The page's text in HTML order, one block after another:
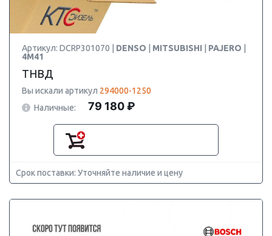
Артикул: DCRP301070 | DENSO MITSUBISHI PAJERO
4M41
ТНВД
Вы искали артикул 294000-1250
Наличные:
79 180 ₽
Срок поставки: Уточняйте наличие и цену